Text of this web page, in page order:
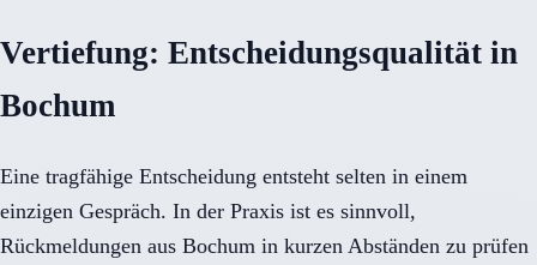
Vertiefung: Entscheidungsqualität in
Bochum
Eine tragfähige Entscheidung entsteht selten in einem
einzigen Gespräch. In der Praxis ist es sinnvoll,
Rückmeldungen aus Bochum in kurzen Abständen zu prüfen